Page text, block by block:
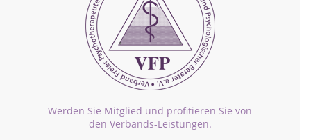
Werden Sie Mitglied und profitieren Sie von
den Verbands-Leistungen.